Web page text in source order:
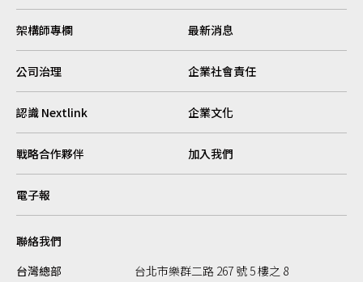
架構師專欄 最新消息
公司治理 企業社會責任
認識 Nextlink 企業文化
戰略合作夥伴 加入我們
電子報
聯絡我們
台灣總部
台北市樂群二路 267 號 5 樓之 8